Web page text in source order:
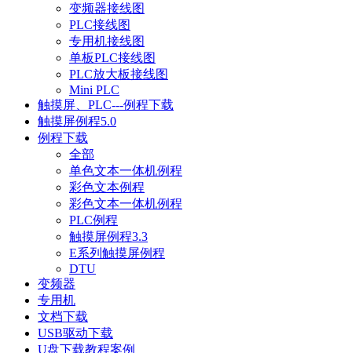
变频器接线图
PLC接线图
专用机接线图
单板PLC接线图
PLC放大板接线图
Mini PLC
触摸屏、PLC---例程下载
触摸屏例程5.0
例程下载
全部
单色文本一体机例程
彩色文本例程
彩色文本一体机例程
PLC例程
触摸屏例程3.3
E系列触摸屏例程
DTU
变频器
专用机
文档下载
USB驱动下载
U盘下载教程案例